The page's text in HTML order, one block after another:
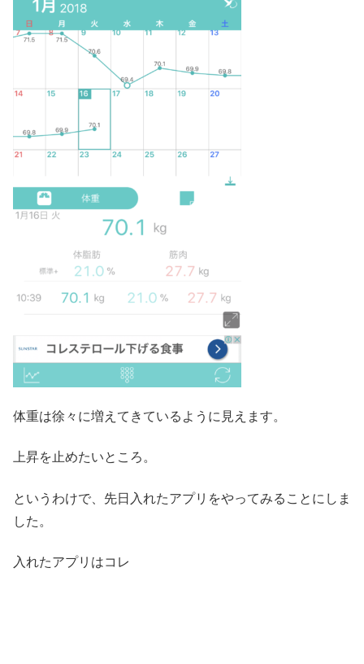
体重は徐々に増えてきているように見えます。
上昇を止めたいところ。
というわけで、先日入れたアプリをやってみることにしま
した。
入れたアプリはコレ